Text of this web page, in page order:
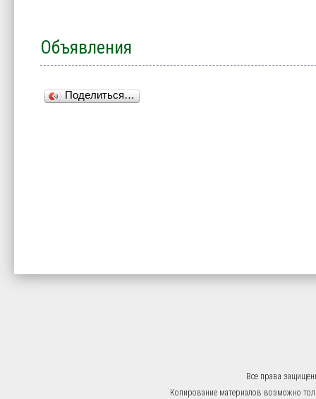
Объявления
Поделиться…
Все права
Копирование материалов возможно